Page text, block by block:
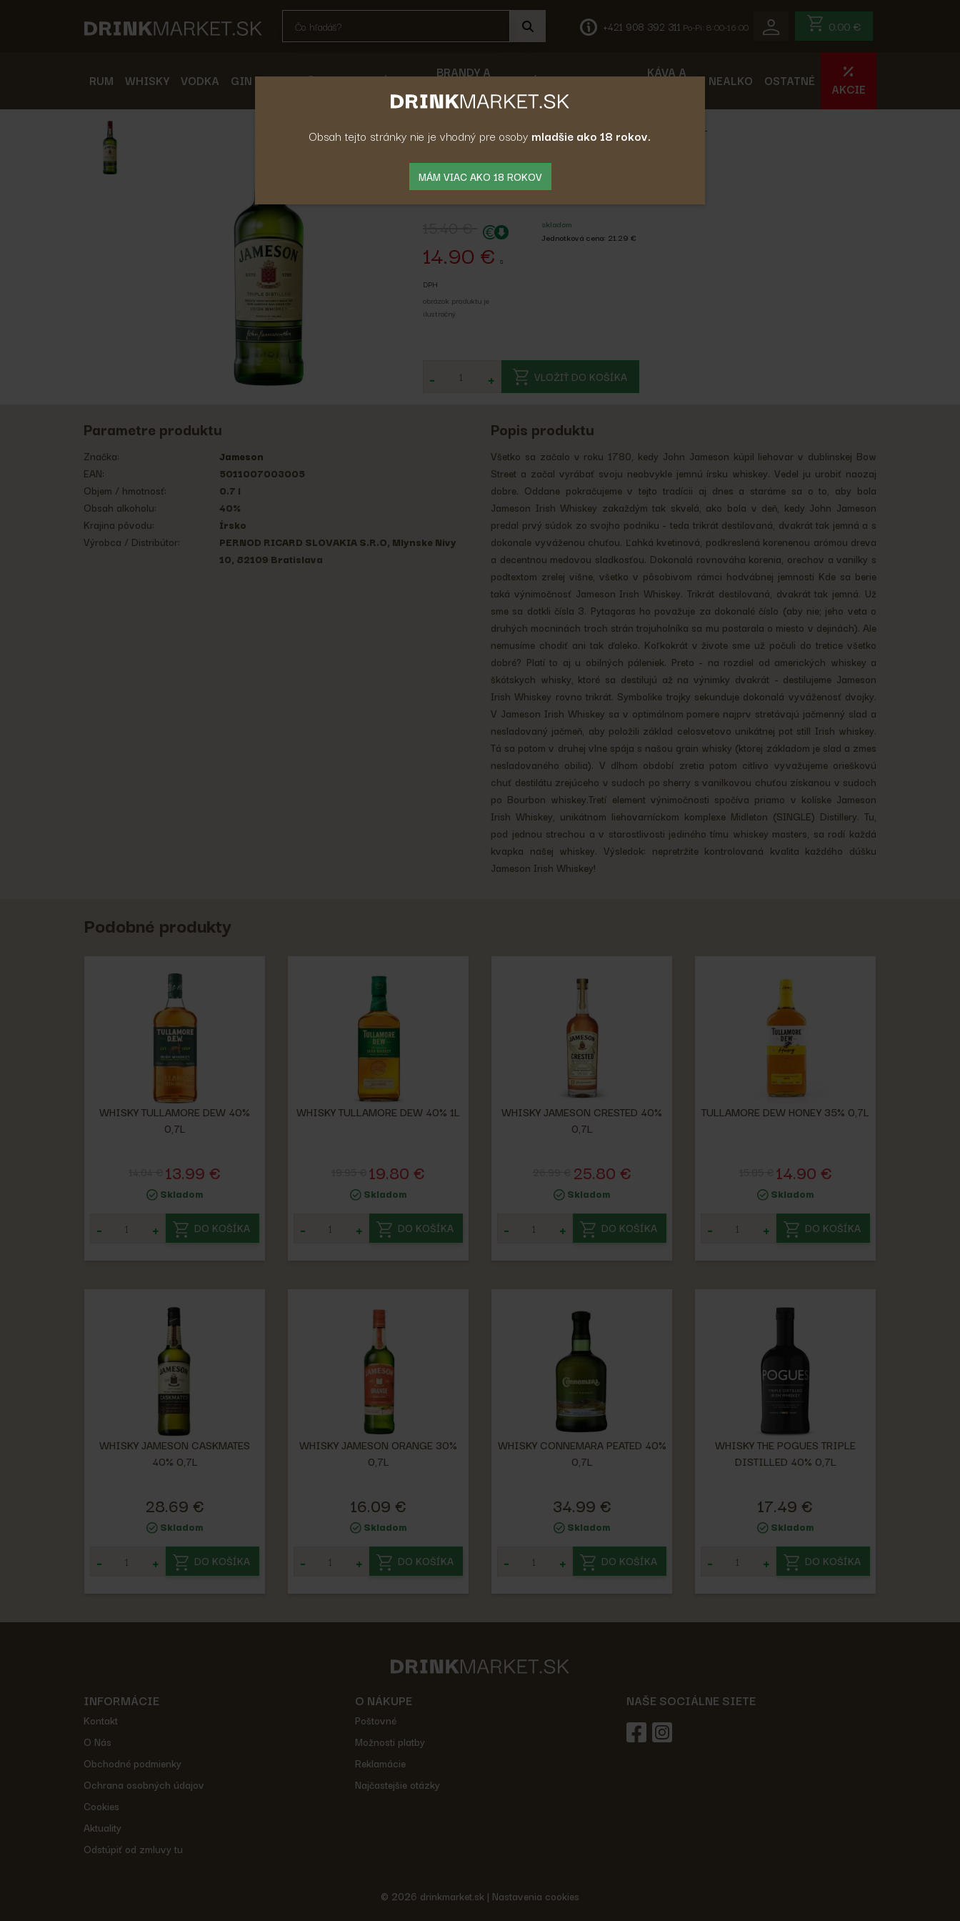
Obsah tejto stránky nie je vhodný pre osoby mladšie ako 18 rokov.
MÁM VIAC AKO 18 ROKOV
+421 908 392 311 Po-Pi: 8:00-16:00 0.00 €
RUM WHISKY VODKA GIN BOROVIČKA DESTILÁTY
BRANDY A
VÍNO LIEHOVINY
KÁVA A
NEALKO OSTATNÉ AKCIE
Whisky Jameson 40% 0,7L
Whisky Jameson 40% 0,7L
14.90 € s
DPH
obrázok produktu je
ilustračný
skladom
Jednotková cena: 21.29 €
- + VLOŽIŤ DO KOŠÍKA
Parametre produktu
Značka:
Jameson
EAN:
5011007003005
Objem / hmotnosť:
0.7 l
Obsah alkoholu:
40%
Krajina pôvodu:
Írsko
Výrobca / Distribútor:
PERNOD RICARD SLOVAKIA S.R.O, Mlynske Nivy
10, 82109 Bratislava
Popis produktu
Všetko sa začalo v roku 1780, kedy John Jameson kúpil liehovar v dublinskej Bow
Street a začal vyrábať svoju neobvykle jemnú írsku whiskey. Vedel ju urobiť naozaj
dobre. Oddane pokračujeme v tejto tradícii aj dnes a staráme sa o to, aby bola
Jameson Irish Whiskey zakaždým tak skvelá, ako bola v deň, kedy John Jameson
predal prvý súdok zo svojho podniku - teda trikrát destilovaná, dvakrát tak jemná a s
dokonale vyváženou chuťou. Ľahká kvetinová, podkreslená korenenou arómou dreva
a decentnou medovou sladkosťou. Dokonalá rovnováha korenia, orechov a vanilky s
podtextom zrelej višne, všetko v pôsobivom rámci hodvábnej jemnosti Kde sa berie
taká výnimočnosť Jameson Irish Whiskey. Trikrát destilovaná, dvakrát tak jemná. Už
sme sa dotkli čísla 3. Pytagoras ho považuje za dokonalé číslo (aby nie; jeho veta o
druhých mocninách troch strán trojuholníka sa mu postarala o miesto v dejinách). Ale
nemusíme chodiť ani tak ďaleko. Koľkokrát v živote sme už počuli do tretice všetko
dobré? Platí to aj u obilných páleniek. Preto - na rozdiel od amerických whiskey a
škótskych whisky, ktoré sa destilujú až na výnimky dvakrát - destilujeme Jameson
Irish Whiskey rovno trikrát. Symbolike trojky sekunduje dokonalá vyváženosť dvojky.
V Jameson Irish Whiskey sa v optimálnom pomere najprv stretávajú jačmenný slad a
nesladovaný jačmeň, aby položili základ celosvetovo unikátnej pot still Irish whiskey.
Tá sa potom v druhej vlne spája s našou grain whisky (ktorej základom je slad a zmes
nesladovaného obilia). V dlhom období zretia potom citlivo vyvažujeme orieškovú
chuť destilátu zrejúceho v sudoch po sherry s vanilkovou chuťou získanou v sudoch
po Bourbon whiskey.Tretí element výnimočnosti spočíva priamo v kolíske Jameson
Irish Whiskey, unikátnom liehovarníckom komplexe Midleton (SINGLE) Distillery. Tu,
pod jednou strechou a v starostlivosti jediného tímu whiskey masters, sa rodí každá
kvapka našej whiskey. Výsledok: nepretržite kontrolovaná kvalita každého dúšku
Jameson Irish Whiskey!
Podobné produkty
WHISKY TULLAMORE DEW 40%
0,7L
13.99 €
Skladom
- + DO KOŠÍKA
WHISKY TULLAMORE DEW 40% 1L
19.80 €
Skladom
- + DO KOŠÍKA
WHISKY JAMESON CRESTED 40%
0,7L
25.80 €
Skladom
- + DO KOŠÍKA
TULLAMORE DEW HONEY 35% 0,7L
14.90 €
Skladom
- + DO KOŠÍKA
WHISKY JAMESON CASKMATES
40% 0,7L
28.69 €
Skladom
- + DO KOŠÍKA
WHISKY JAMESON ORANGE 30%
0,7L
16.09 €
Skladom
- + DO KOŠÍKA
WHISKY CONNEMARA PEATED 40%
0,7L
34.99 €
Skladom
- + DO KOŠÍKA
WHISKY THE POGUES TRIPLE
DISTILLED 40% 0,7L
17.49 €
Skladom
- + DO KOŠÍKA
INFORMÁCIE
Kontakt
O Nás
Obchodné podmienky
Ochrana osobných údajov
Cookies
Aktuality
Odstúpiť od zmluvy tu
O NÁKUPE
Poštovné
Možnosti platby
Reklamácie
Najčastejšie otázky
NAŠE SOCIÁLNE SIETE
© 2026 drinkmarket.sk | Nastavenia cookies